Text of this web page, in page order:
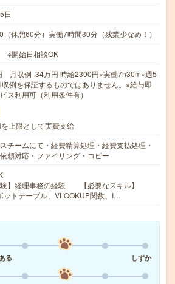
日
（休憩60分）実働7時間30分（残業少なめ！）
※開始日相談OK
月収例 34万円 時給2300円×実働7h30m×週5
例を保証するものではありません。※給与即
ス利用可（利用条件有）
上限として実費支給
チームにて・経費精算処理・経費支払処理・
頼対応・ファイリング・コピー
験】経理事務の経験 【必要なスキル】
ットテーブル、VLOOKUP関数、I…
る
しずか